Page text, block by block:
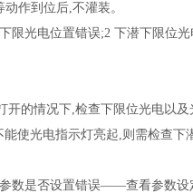
作到位后,不灌装。
光电位置错误;2 下潜下限位光
的情况下,检查下限位光电以
使光电指示灯亮起,则需检查
是否设置错误——查看参数设